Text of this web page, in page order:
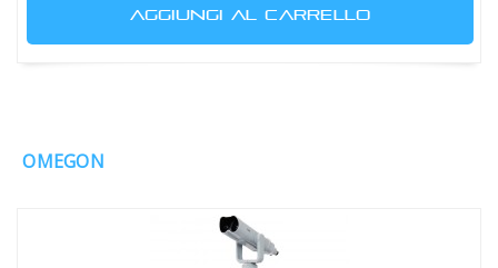
AGGIUNGI AL CARRELLO
OMEGON